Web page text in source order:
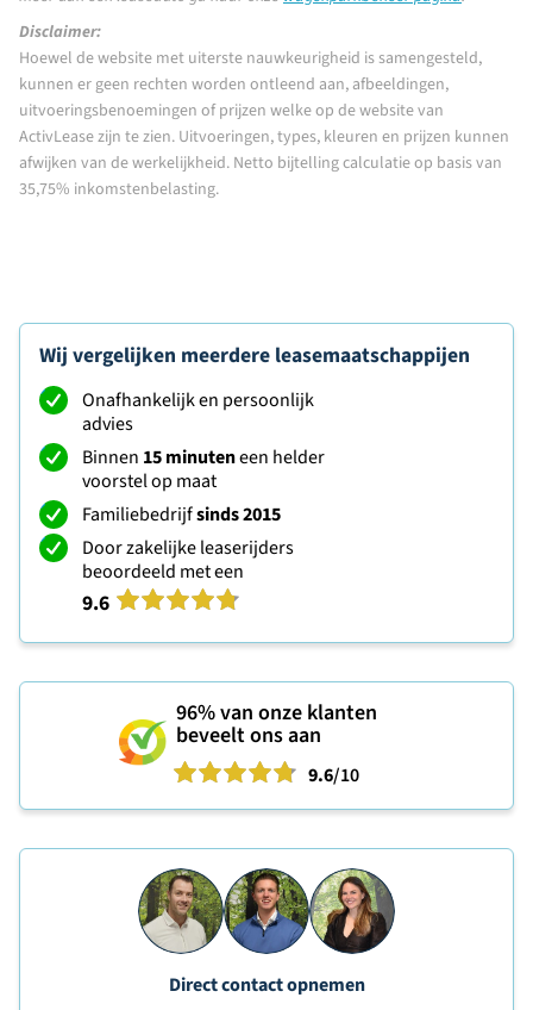
Disclaimer:
Hoewel de website met uiterste nauwkeurigheid is samengesteld,
kunnen er geen rechten worden ontleend aan, afbeeldingen,
uitvoeringsbenoemingen of prijzen welke op de website van
ActivLease zijn te zien. Uitvoeringen, types, kleuren en prijzen kunnen
afwijken van de werkelijkheid. Netto bijtelling calculatie op basis van
35,75% inkomstenbelasting.
Wij vergelijken meerdere leasemaatschappijen
Onafhankelijk en persoonlijk
advies
Binnen 15 minuteneen helder
voorstel op maat
Familiebedrijfsinds 2015
Door zakelijke leaserijders
beoordeeld met een
9.6
96%van onze klanten
beveelt ons aan
9.6/10
Direct contact opnemen